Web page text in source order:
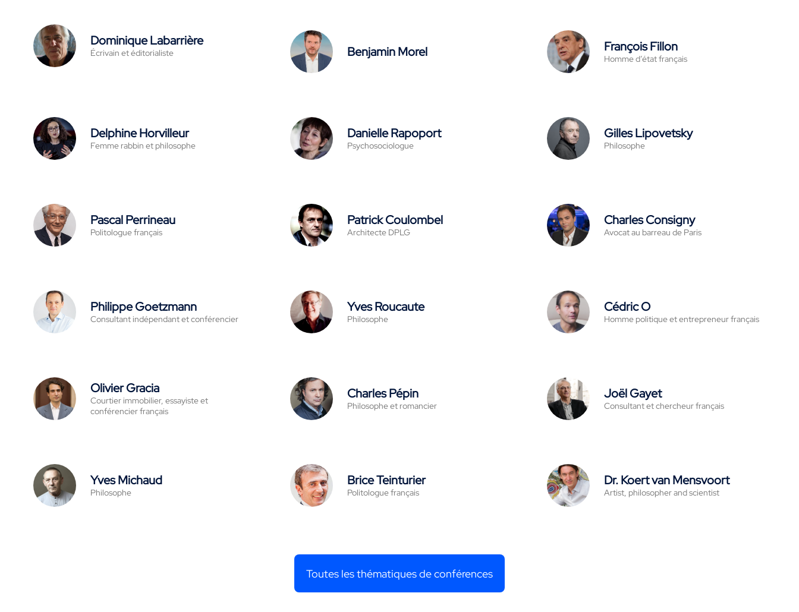
Dominique Labarrière
Écrivain et éditorialiste Benjamin Morel François Fillon
Homme d’état français
Delphine Horvilleur
Femme rabbin et philosophe
Danielle Rapoport
Psychosociologue
Gilles Lipovetsky
Philosophe
Pascal Perrineau
Politologue français
Patrick Coulombel
Architecte DPLG
Charles Consigny
Avocat au barreau de Paris
Philippe Goetzmann
Consultant indépendant et conférencier
Yves Roucaute
Philosophe
Cédric O
Homme politique et entrepreneur français
Olivier Gracia
Courtier immobilier, essayiste et
conférencier français
Charles Pépin
Philosophe et romancier
Joël Gayet
Consultant et chercheur français
Yves Michaud
Philosophe
Brice Teinturier
Politologue français
Dr. Koert van Mensvoort
Artist, philosopher and scientist
Toutes les thématiques de conférences